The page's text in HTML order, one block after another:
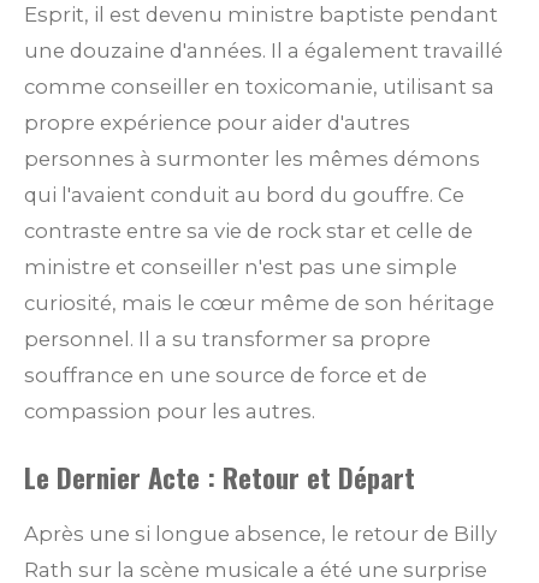
Esprit, il est devenu ministre baptiste pendant
une douzaine d'années. Il a également travaillé
comme conseiller en toxicomanie, utilisant sa
propre expérience pour aider d'autres
personnes à surmonter les mêmes démons
qui l'avaient conduit au bord du gouffre. Ce
contraste entre sa vie de rock star et celle de
ministre et conseiller n'est pas une simple
curiosité, mais le cœur même de son héritage
personnel. Il a su transformer sa propre
souffrance en une source de force et de
compassion pour les autres.
Le Dernier Acte : Retour et Départ
Après une si longue absence, le retour de Billy
Rath sur la scène musicale a été une surprise